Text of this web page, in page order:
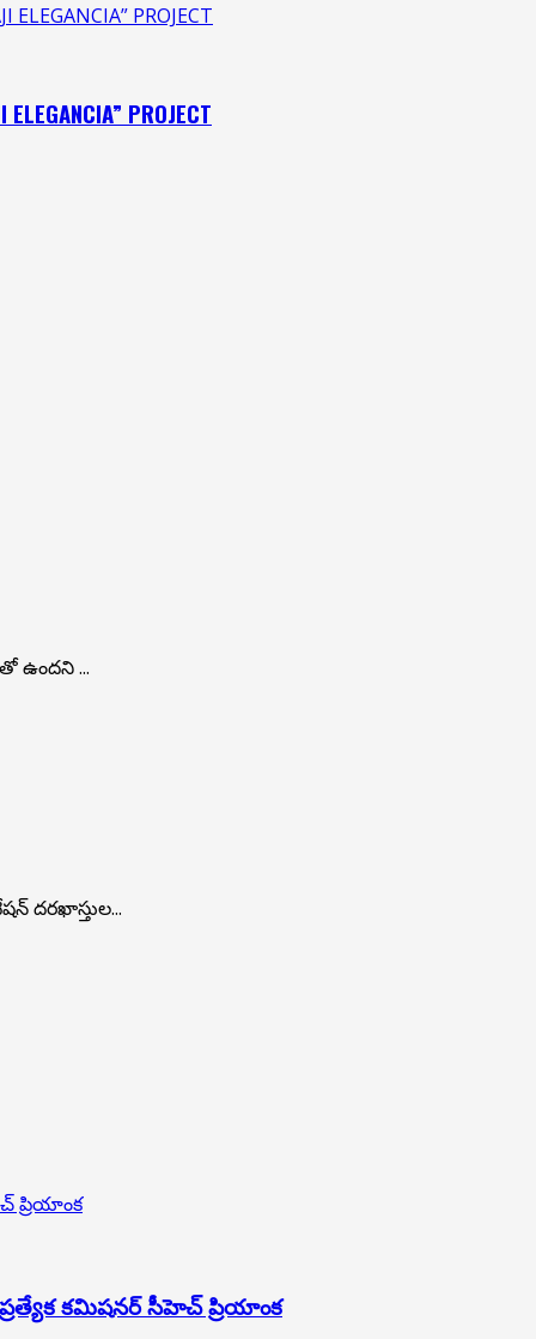
PROJECT
PROJECT
ఉంద‌ని ...
దరఖాస్తుల...
ప్రియాంక
ప్రత్యేక కమిషనర్ సీహెచ్ ప్రియాంక